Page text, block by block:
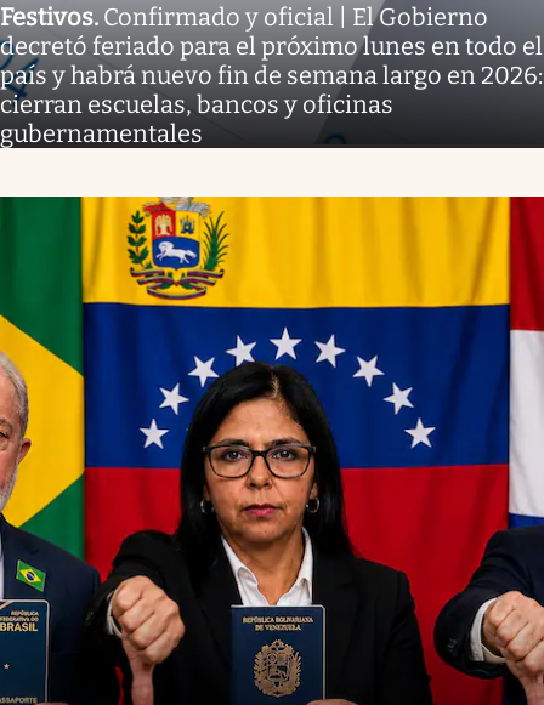
Festivos. Confirmado y oficial | El Gobierno
decretó feriado para el próximo lunes en todo el
país y habrá nuevo fin de semana largo en 2026:
cierran escuelas, bancos y oficinas
gubernamentales